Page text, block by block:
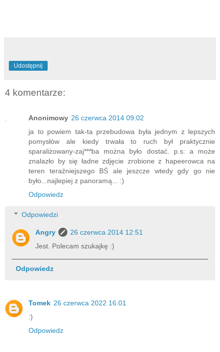
Udostępnij
4 komentarze:
Anonimowy 26 czerwca 2014 09:02
ja to powiem tak-ta przebudowa była jednym z lepszych
pomysłów ale kiedy trwała to ruch był praktycznie
sparaliżowany-zaj***ba można było dostać. p.s: a może
znalazło by się ładne zdjęcie zrobione z hapeerowca na
teren teraźniejszego BŚ ale jeszcze wtedy gdy go nie
było...najlepiej z panoramą... :)
Odpowiedz
Odpowiedzi
Angry
26 czerwca 2014 12:51
Jest. Polecam szukajkę :)
Odpowiedz
Tomek 26 czerwca 2022 16:01
:)
Odpowiedz